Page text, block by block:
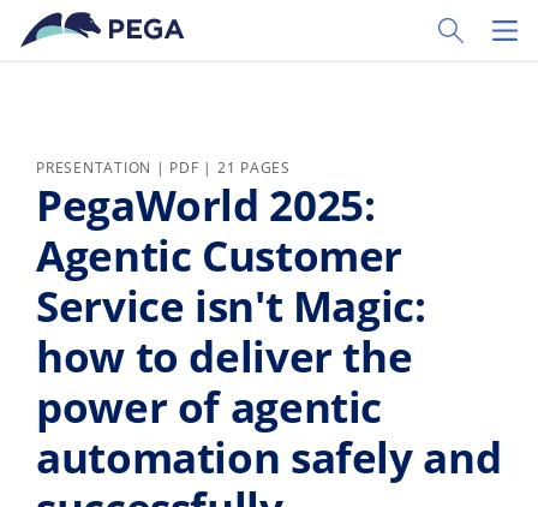
Passer directement au contenu principal
Toggle
PRESENTATION | PDF | 21 PAGES
PegaWorld 2025:
Agentic Customer
Service isn't Magic:
how to deliver the
power of agentic
automation safely and